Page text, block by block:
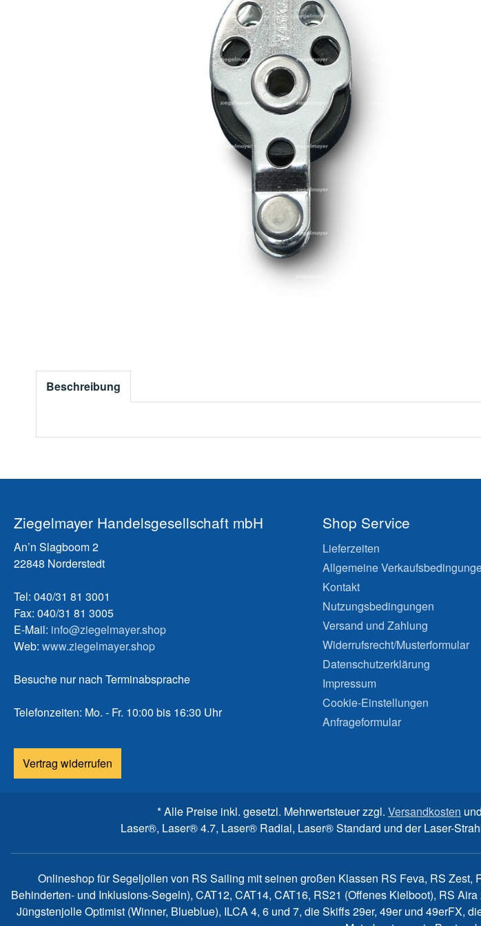
Beschreibung
Ziegelmayer Handelsgesellschaft mbH
An’n Slagboom 2
22848 Norderstedt
Tel: 040/31 81 3001
Fax: 040/31 81 3005
E-Mail: info@ziegelmayer.shop
Web: www.ziegelmayer.shop
Besuche nur nach Terminabsprache
Telefonzeiten: Mo. - Fr. 10:00 bis 16:30 Uhr
Vertrag widerrufen
Shop Service
Lieferzeiten
Allgemeine
Kontakt
Nutzungsbedingungen
Versand und Zahlung
Widerrufsrecht/Musterformular
Datenschutzerklärung
Impressum
Cookie-Einstellungen
Anfrageformular
* Alle Preise inkl. gesetzl. Mehrwertsteuer zzgl. Versandkosten
Laser®, Laser® 4.7, Laser® Radial, Laser® Standard und der Laser-
Onlineshop für Segeljollen von RS Sailing mit seinen großen Klassen RS Feva, RS
Behinderten- und Inklusions-Segeln), CAT12, CAT14, CAT16, RS21 (Offenes Kielboot), RS
Jüngstenjolle Optimist (Winner, Blueblue), ILCA 4, 6 und 7, die Skiffs 29er, 49er und 49erFX,